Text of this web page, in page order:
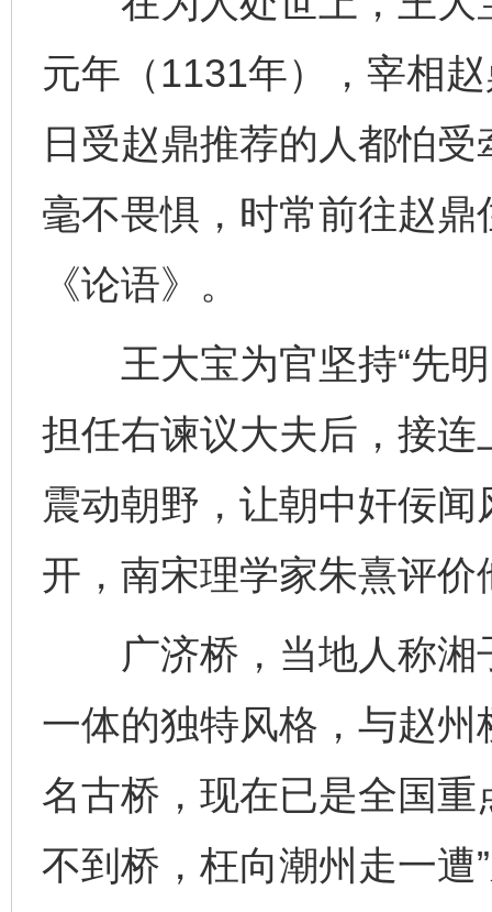
元年（1131年），宰相
日受赵鼎推荐的人都怕
毫不畏惧，时常前往赵
《论语》。
王大宝为官坚持“先明
担任右谏议大夫后，接
震动朝野，让朝中奸佞闻
开，南宋理学家朱熹评价
广济桥，当地人称湘
一体的独特风格，与赵
名古桥，现在已是全国重
不到桥，枉向潮州走一遭